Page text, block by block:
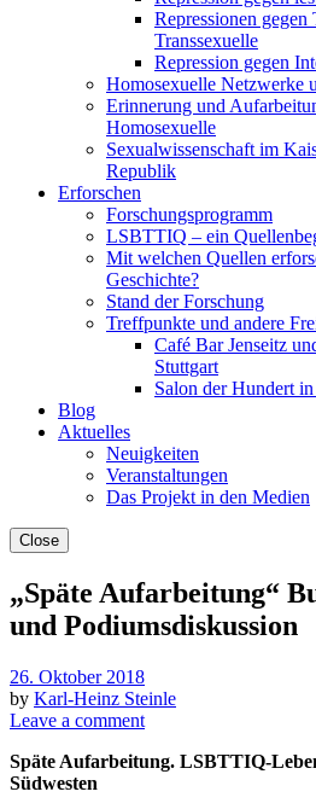
Repressionen gegen
Transsexuelle
Repression gegen
Homosexuelle Netzwerke
Erinnerung und
Homosexuelle
Sexualwissenschaft im
Republik
Erforschen
Forschungsprogramm
LSBTTIQ – ein
Mit welchen Quellen
Geschichte?
Stand der Forschung
Treffpunkte und andere
Café Bar Jenseitz
Stuttgart
Salon der Hundert
Blog
Aktuelles
Neuigkeiten
Veranstaltungen
Das Projekt in den Medien
Close
„Späte Aufarbeitung“
und Podiumsdiskussion
26. Oktober 2018
by Karl-Heinz Steinle
Leave a comment
Späte Aufarbeitung. LSBTTIQ-
Südwesten